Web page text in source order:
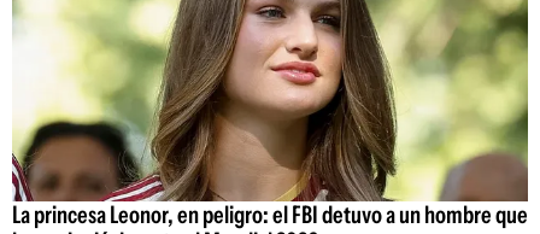
La princesa Leonor, en peligro: el FBI detuvo a un hombre que